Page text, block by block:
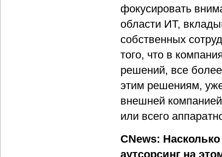
фокусировать
области ИТ,
собственных
того, что в
решений, все более
этим решениям,
внешней
или всего
CNews:
аутсорсинг на